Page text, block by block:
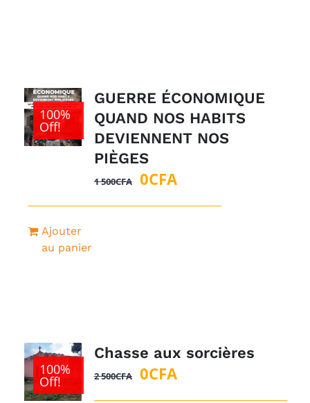
100%
Off!
GUERRE ÉCONOMIQUE
QUAND NOS HABITS
DEVIENNENT NOS
PIÈGES
1 500CFA
Le
0CFALe
Ajouter
au panier
100%
Off!
Chasse aux sorcières
2 500CFA
Le
0CFALe